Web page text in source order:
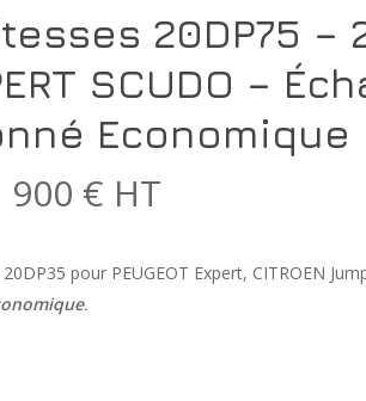
20DP75 –
SCUDO –
Economique
€ HT
pour PEUGEOT Expert, CITROEN
.